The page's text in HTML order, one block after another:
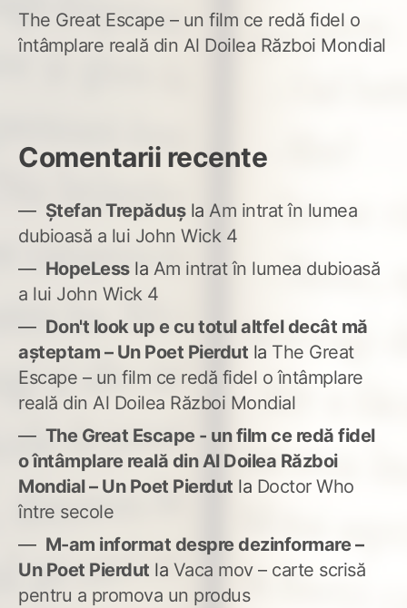
The Great Escape – un film ce redă fidel o
întâmplare reală din Al Doilea Război Mondial
Comentarii recente
Ștefan Trepădușla Am intrat în lumea
dubioasă a lui John Wick 4
HopeLessla Am intrat în lumea dubioasă
a lui John Wick 4
Don't look up e cu totul altfel decât mă
așteptam – Un Poet Pierdut la The Great
Escape – un film ce redă fidel o întâmplare
reală din Al Doilea Război Mondial
The Great Escape - un film ce redă fidel
o întâmplare reală din Al Doilea Război
Mondial – Un Poet Pierdut la Doctor Who
între secole
M-am informat despre dezinformare –
Un Poet Pierdut la Vaca mov – carte scrisă
pentru a promova un produs